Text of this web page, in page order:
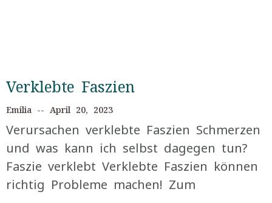
Verklebte Faszien
Emilia April 20, 2023
Verursachen verklebte Faszien Schmerzen
und was kann ich selbst dagegen tun?
Faszie verklebt Verklebte Faszien können
richtig Probleme machen! Zum